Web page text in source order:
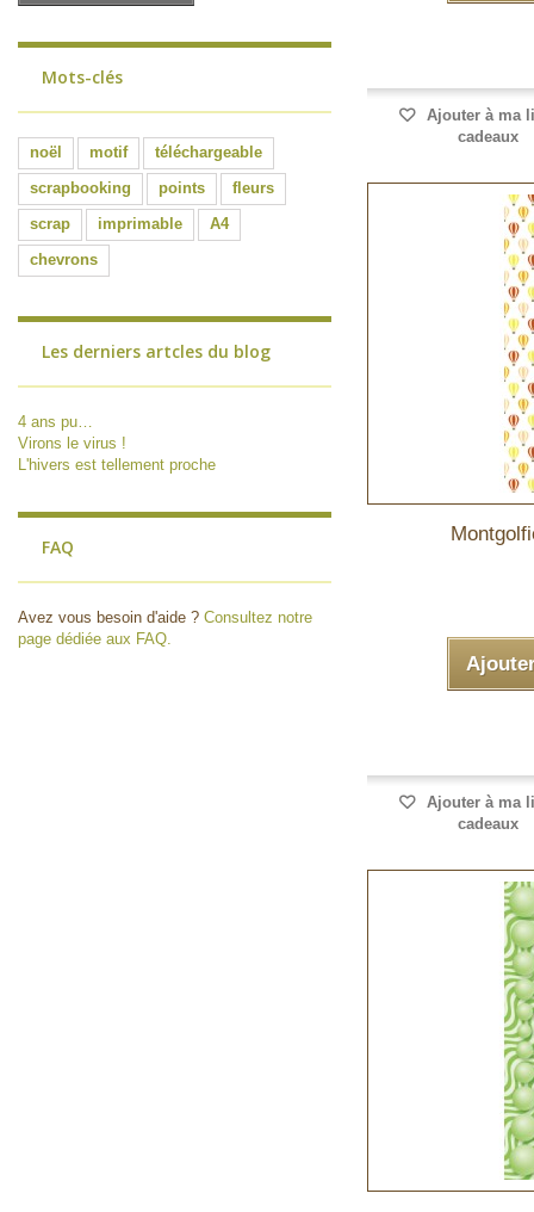
Mots-clés
noël motif
téléchargeable
scrapbooking
points
fleurs
scrap
imprimable
A4
chevrons
Les derniers artcles du blog
4 ans pu…
Virons le virus !
L'hivers est tellement proche
FAQ
Avez vous besoin d'aide ? Consultez notre
page dédiée aux FAQ.
Ajouter à ma
cadeaux
Ajouter à ma
cadeaux